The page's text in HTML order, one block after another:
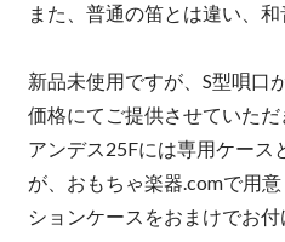
また、普通の笛とは違い、和
新品未使用ですが、S型唄口
価格にてご提供させていただ
アンデス25Fには専用ケース
が、おもちゃ楽器.comで用
ションケースをおまけでお付